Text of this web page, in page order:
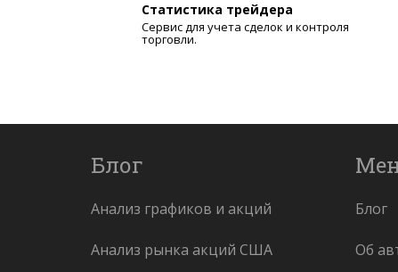
Статистика трейдера
Сервис для учета сделок и контроля
торговли.
Блог
Анализ графиков и акций
Анализ рынка акций США
Блог
Об